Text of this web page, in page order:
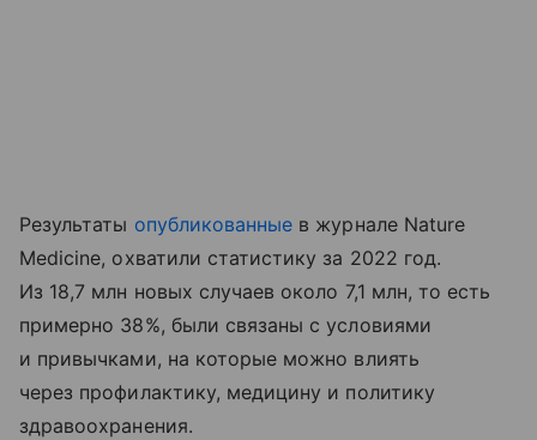
Результаты опубликованные в журнале Nature
Medicine, охватили статистику за 2022 год.
Из 18,7 млн новых случаев около 7,1 млн, то есть
примерно 38%, были связаны с условиями
и привычками, на которые можно влиять
через профилактику, медицину и политику
здравоохранения.